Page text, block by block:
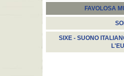
FAVOLOSA
SIXE - SUONO